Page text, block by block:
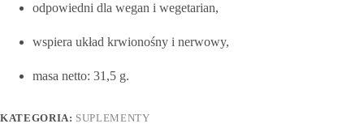
odpowiedni dla wegan i wegetarian,
wspiera układ krwionośny i nerwowy,
masa netto: 31,5 g.
KATEGORIA: SUPLEMENTY